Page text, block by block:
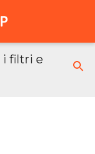
i filtri e